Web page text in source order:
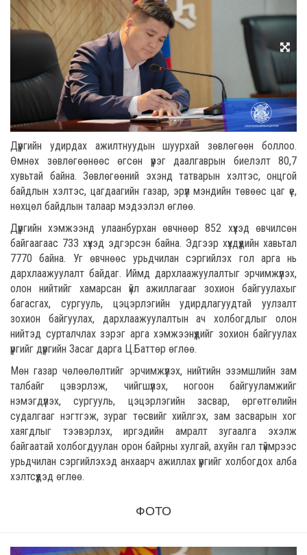
Дүүргийн удирдах ажилтнуудын шуурхай зөвлөгөөн боллоо.
Өмнөх зөвлөгөөнөөс өгсөн үүрэг даалгаврын биелэлт 80,7
хувьтай байна. Зөвлөгөөний эхэнд татварын хэлтэс, онцгой
байдлын хэлтэс, цагдаагийн газар, эрүүл мэндийн төвөөс цаг үе,
нөхцөл байдлын талаар мэдээлэл өглөө.
Дүүргийн хэмжээнд улаанбурхан өвчнөөр 852 хүүхэд өвчилсөн
байгаагаас 733 хүүхэд эдгэрсэн байна. Эдгээр хүүхдүүдийн хавьтал
7770 байна. Уг өвчнөөс урьдчилан сэргийлэх гол арга нь
дархлаажуулалт байдаг. Иймд дархлаажуулалтыг эрчимжүүлэх,
олон нийтийг хамарсан үйл ажиллагааг зохион байгуулахыг
багасгах, сургууль, цэцэрлэгийн удирдлагуудтай уулзалт
зохион байгуулах, дархлаажуулалтын ач холбогдлыг олон
нийтэд сурталчлах зэрэг арга хэмжээнүүдийг зохион байгуулах
үүргийг дүүргийн Засаг дарга Ц.Баттөр өглөө.
Мөн газар чөлөөлөлтийг эрчимжүүлэх, нийтийн эзэмшлийн зам
талбайг цэвэрлэж, чийгшүүлэх, ногоон байгууламжийг
нэмэгдүүлэх, сургууль, цэцэрлэгийн засвар, өргөтгөлийн
судалгааг нэгтгэж, зураг төсвийг хийлгэх, зам засварын хог
хаягдлыг тээвэрлэх, иргэдийн амралт зугаалга эхэлж
байгаатай холбогдуулан орон байрны хулгай, ахуйн гал түймрээс
урьдчилан сэргийлэхэд анхаарч ажиллах үүргийг холбогдох алба
хэлтсүүдэд өглөө.
ФОТО